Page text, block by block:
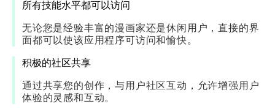
所有技能水平都可以访问
无论您是经验丰富的漫画家还是休闲用户，直接的界
面都可以使该应用程序可访问和愉快。
积极的社区共享
通过共享您的创作，与用户社区互动，允许增强用户
体验的灵感和互动。